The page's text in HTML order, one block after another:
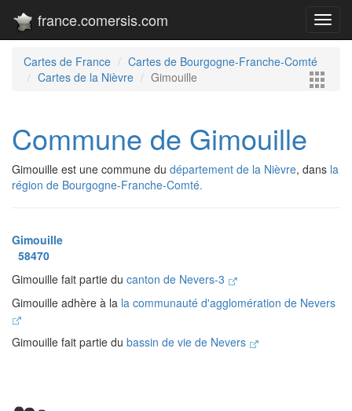
france.comersis.com
Cartes de France
Cartes de Bourgogne-Franche-Comté
Cartes de la Nièvre
Gimouille
Commune de Gimouille
Gimouille est une commune du département de la Nièvre, dans la
région de Bourgogne-Franche-Comté.
Gimouille
58470
Gimouille fait partie du canton de Nevers-3
Gimouille adhère à la la communauté d'agglomération de Nevers
Gimouille fait partie du bassin de vie de Nevers